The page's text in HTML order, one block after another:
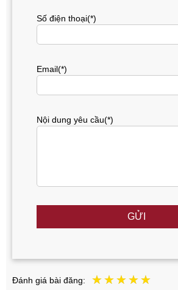
Số điện thoại(*)
Email(*)
Nội dung yêu cầu(*)
GỬI
Đánh giá bài đăng: